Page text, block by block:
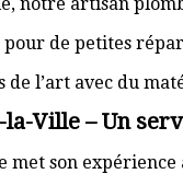
de petites
de l’art avec du
la-Ville – Un
son expérience